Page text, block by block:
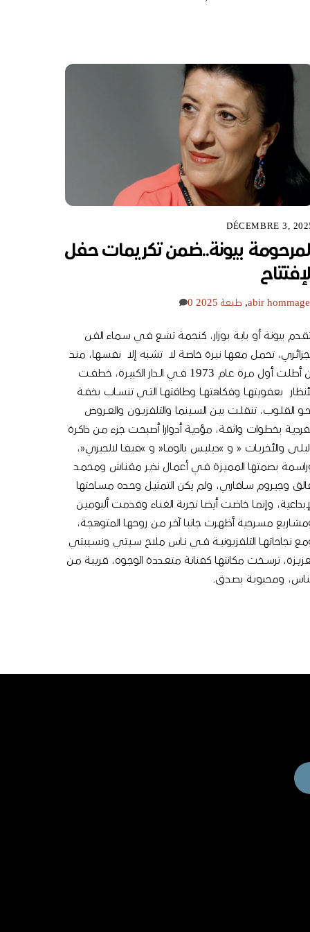
DÉCEMBRE 3,
بيونة..ضمن تكريمات حفل
abir
, طبعة 2025 0
بيونـة أو بايـة بـوزار، كنجمـة تشـع فـي سـماء الفـن
تحمـل معهـا نبـرة خاصـة لا تشـبه إلا نفسـها، منـذ
أن أطلـت أول مـرة عـام 1973 فــي الــدار الكبيــرة، خطفــت
بعفويتهــا وفكاهتهــا وطاقتهــا التــي تنســاب بخفــة
القلــوب، تنقلــت بيــن الســينما والتلفزيــون والعــروض
بخطـوات واثقـة، مؤديـة أدوارا أصبحـت جزء مـن ذاكـرة
والأخريـات « و »ديليـس بالومـا« و »فيفـا لالجيري«،
بصمتها المميـزة فـي أعمـال نذيـر مقنـاش ومحمـد
وجيـروم سـافاري، ولم يكن التمثيـل وحـده مسـاحتها
وإنمـا خاضـت أيضـا تجربة الغنـاء وقدمت ألبوميـن
مسـرحية أظهـرت جانبـا آخـر مـن روحهـا المتوهجـة،
نجاحاتهــا التلفزيونيــة فــي نــاس ملاح ســيتي ونســيبتي
ترســخت مكانتهـا كفنانـة متعـددة الوجـوه، قريبـة مـن
ومحبوبـة بصـدق.